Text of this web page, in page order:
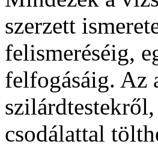
szerzett
felismeréséig,
felfogásáig. Az
csodálattal